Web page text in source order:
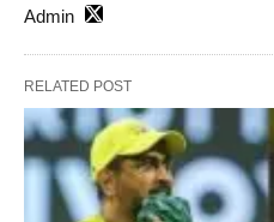
Admin
RELATED POST